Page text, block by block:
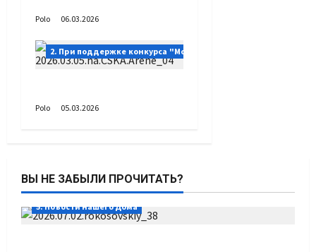
Polo 06.03.2026
2. При поддержке конкурса "Москва – Добрый город"
Polo 05.03.2026
ВЫ НЕ ЗАБЫЛИ ПРОЧИТАТЬ?
5. Новости нашего Дома